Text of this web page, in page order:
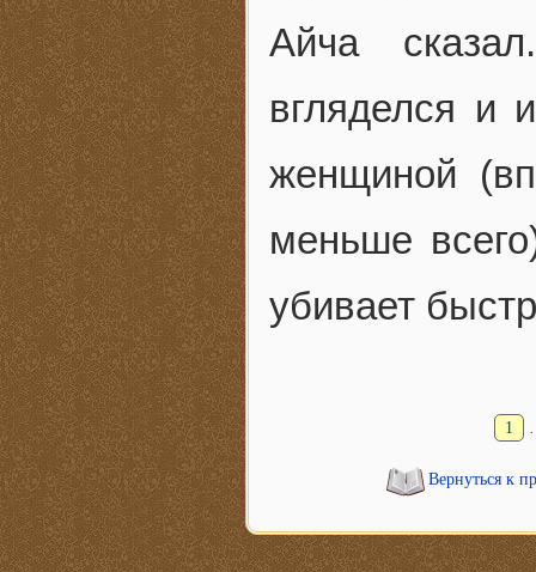
Айча
вгляделся и
женщиной
меньше
убивает
1
Вернуться к